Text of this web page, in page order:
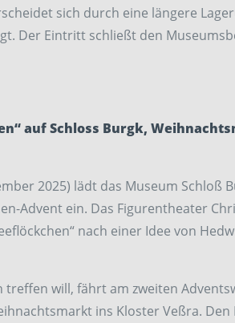
sich durch eine längere
Der Eintritt schließt den
auf Schloss Burgk,
2025) lädt das Museum Schloß
Advent ein. Das Figurentheater
nach einer Idee von
will, fährt am zweiten
ins Kloster Veßra.